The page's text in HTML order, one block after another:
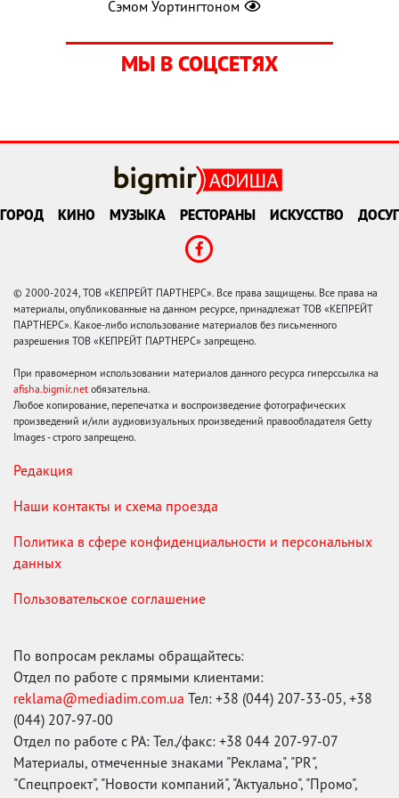
Сэмом Уортингтоном
МЫ В СОЦСЕТЯХ
ГОРОД КИНО МУЗЫКА РЕСТОРАНЫ ИСКУССТВО ДОСУГ
© 2000-2024, ТОВ «КЕПРЕЙТ ПАРТНЕРС». Все права защищены. Все права на
материалы, опубликованные на данном ресурсе, принадлежат ТОВ «КЕПРЕЙТ
ПАРТНЕРС». Какое-либо использование материалов без письменного
разрешения ТОВ «КЕПРЕЙТ ПАРТНЕРС» запрещено.
При правомерном использовании материалов данного ресурса гиперссылка на
afisha.bigmir.net обязательна.
Любое копирование, перепечатка и воспроизведение фотографических
произведений и/или аудиовизуальных произведений правообладателя Getty
Images - строго запрещено.
Редакция
Наши контакты и схема проезда
Политика в сфере конфиденциальности и персональных
данных
Пользовательское соглашение
По вопросам рекламы обращайтесь:
Отдел по работе с прямыми клиентами:
reklama@mediadim.com.ua Тел: +38 (044) 207-33-05, +38
(044) 207-97-00
Отдел по работе с РА: Тел./факс: +38 044 207-97-07
Материалы, отмеченные знаками "Реклама", "PR",
"Спецпроект", "Новости компаний", "Актуально", "Промо",